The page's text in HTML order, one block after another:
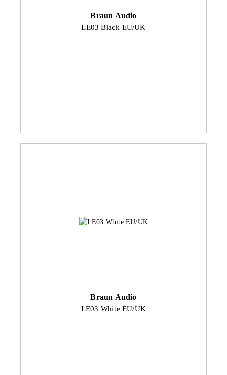
Braun Audio
LE03 Black EU/UK
Braun Audio
LE03 White EU/UK